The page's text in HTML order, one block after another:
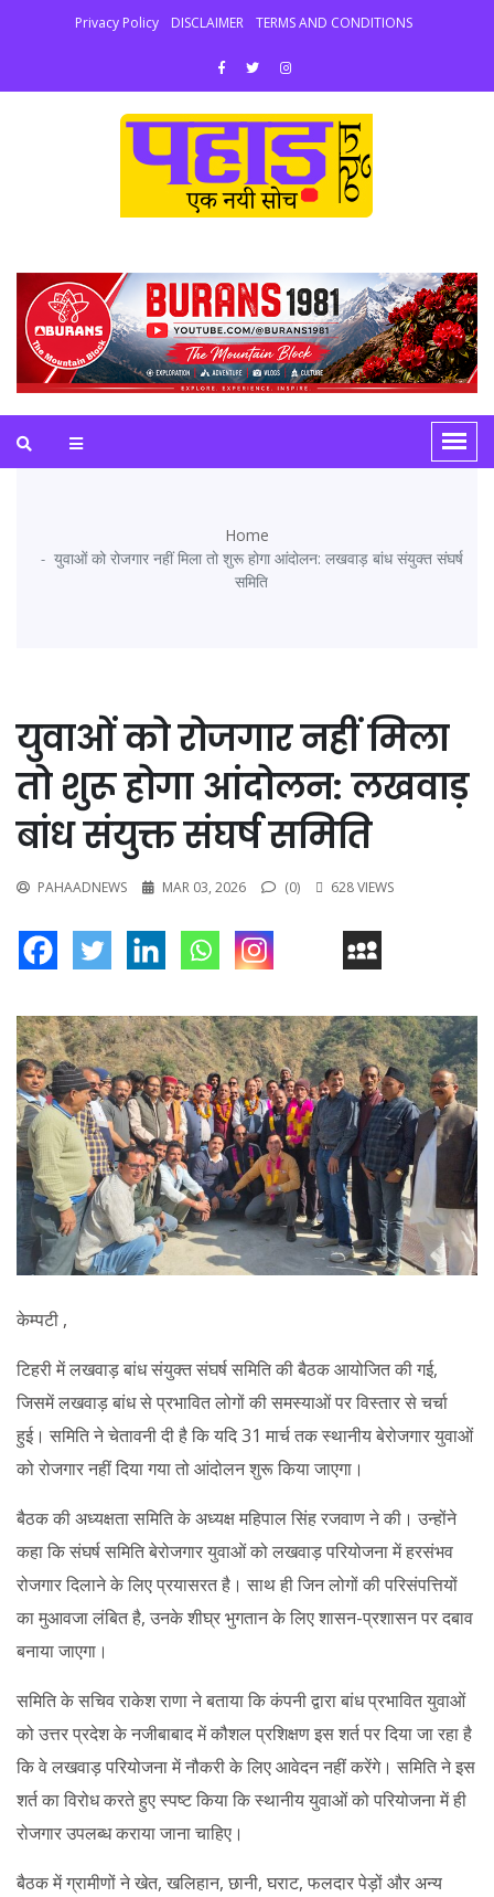
Privacy Policy DISCLAIMER TERMS AND CONDITIONS
Home
युवाओं को रोजगार नहीं मिला तो शुरू होगा आंदोलन: लखवाड़ बांध संयुक्त संघर्ष
समिति
युवाओं को रोजगार नहीं मिला
तो शुरू होगा आंदोलन: लखवाड़
बांध संयुक्त संघर्ष समिति
PAHAADNEWS MAR 03, 2026 (0) 628 VIEWS
केम्पटी ,
टिहरी में लखवाड़ बांध संयुक्त संघर्ष समिति की बैठक आयोजित की गई,
जिसमें लखवाड़ बांध से प्रभावित लोगों की समस्याओं पर विस्तार से चर्चा
हुई। समिति ने चेतावनी दी है कि यदि 31 मार्च तक स्थानीय बेरोजगार युवाओं
को रोजगार नहीं दिया गया तो आंदोलन शुरू किया जाएगा।
बैठक की अध्यक्षता समिति के अध्यक्ष महिपाल सिंह रजवाण ने की। उन्होंने
कहा कि संघर्ष समिति बेरोजगार युवाओं को लखवाड़ परियोजना में हरसंभव
रोजगार दिलाने के लिए प्रयासरत है। साथ ही जिन लोगों की परिसंपत्तियों
का मुआवजा लंबित है, उनके शीघ्र भुगतान के लिए शासन-प्रशासन पर दबाव
बनाया जाएगा।
समिति के सचिव राकेश राणा ने बताया कि कंपनी द्वारा बांध प्रभावित युवाओं
को उत्तर प्रदेश के नजीबाबाद में कौशल प्रशिक्षण इस शर्त पर दिया जा रहा है
कि वे लखवाड़ परियोजना में नौकरी के लिए आवेदन नहीं करेंगे। समिति ने इस
शर्त का विरोध करते हुए स्पष्ट किया कि स्थानीय युवाओं को परियोजना में ही
रोजगार उपलब्ध कराया जाना चाहिए।
बैठक में ग्रामीणों ने खेत, खलिहान, छानी, घराट, फलदार पेड़ों और अन्य